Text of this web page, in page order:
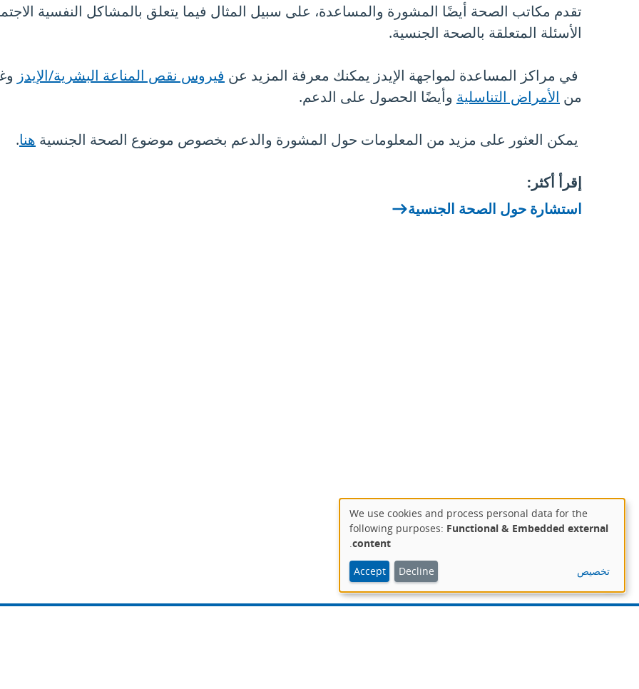
تقدم مكاتب الصحة أيضًا المشورة والمساعدة، على سبيل المثال فيما يتعلق بالمشاكل النفسية
الأسئلة المتعلقة بالصحة الجنسية.
في مراكز المساعدة لمواجهة الإيدز يمكنك معرفة المزيد عن فيروس نقص المناعة البشرية/الإيدز
من الأمراض التناسلية وأيضًا الحصول على الدعم.
يمكن العثور على مزيد من المعلومات حول المشورة والدعم بخصوص موضوع الصحة الجنسية هنا.
إقرأ أكثر:
استشارة حول الصحة الجنسية
of
cookies
We use cookies and process personal data for the
following purposes: Functional & Embedded external
content
.
تخصيص Decline
Accept